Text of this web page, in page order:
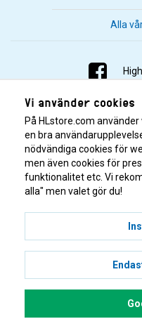
Alla
© 2001–2026
Vi använder cookies
På HLstore.com
en bra
nödvändiga cookies för
men även cookies för
funktionalitet etc. Vi
alla" men valet gör du!